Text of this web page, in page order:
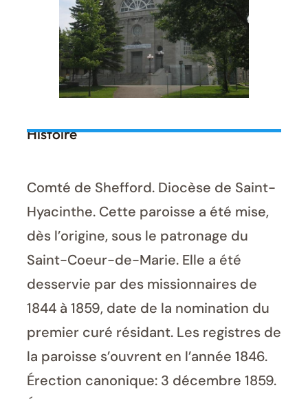
Histoire
Comté de Shefford. Diocèse de Saint-
Hyacinthe. Cette paroisse a été mise,
dès l’origine, sous le patronage du
Saint-Coeur-de-Marie. Elle a été
desservie par des missionnaires de
1844 à 1859, date de la nomination du
premier curé résidant. Les registres de
la paroisse s’ouvrent en l’année 1846.
Érection canonique: 3 décembre 1859.